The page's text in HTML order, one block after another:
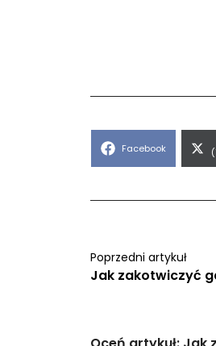
Share
Facebook
Poprzedni artykuł
Jak zakotwiczyć